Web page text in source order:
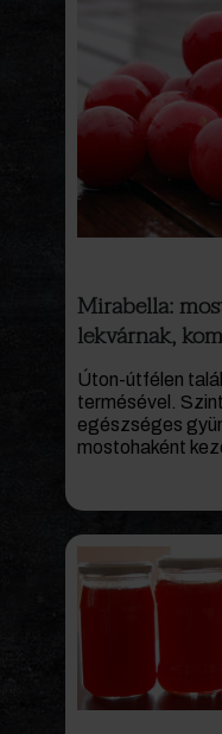
Mirabella:
lekvárnak,
Úton-útfélen
termésével.
egészséges
mostohaként